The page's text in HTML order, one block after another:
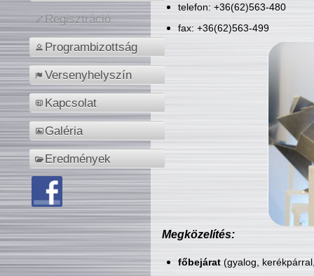
Regisztráció
Programbizottság
Versenyhelyszín
Kapcsolat
Galéria
Eredmények
telefon: +36(62)563-480
fax: +36(62)563-499
Megközelítés:
főbejárat(gyalog,